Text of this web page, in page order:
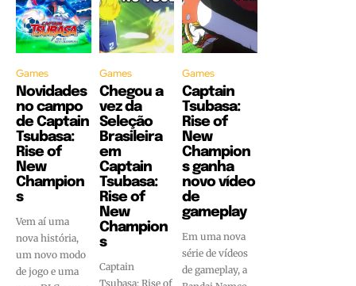
Games
Novidades
no campo
de Captain
Tsubasa:
Rise of
New
Champion
s
Vem aí uma
nova história,
um novo modo
de jogo e uma
Games
Chegou a
vez da
Seleção
Brasileira
em
Captain
Tsubasa:
Rise of
New
Champion
s
Captain
Tsubasa: Rise of
Games
Captain
Tsubasa:
Rise of
New
Champion
s ganha
novo vídeo
de
gameplay
Em uma nova
série de vídeos
de gameplay, a